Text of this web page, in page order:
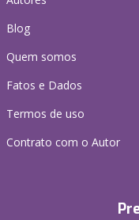
Blog
Quem somos
Fatos e Dados
Termos de uso
Contrato com o Autor